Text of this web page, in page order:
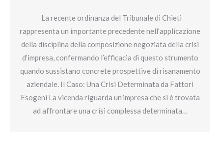
La recente ordinanza del Tribunale di Chieti
rappresenta un importante precedente nell’applicazione
della disciplina della composizione negoziata della crisi
d’impresa, confermando l’efficacia di questo strumento
quando sussistano concrete prospettive di risanamento
aziendale. Il Caso: Una Crisi Determinata da Fattori
Esogeni La vicenda riguarda un’impresa che si è trovata
ad affrontare una crisi complessa determinata…